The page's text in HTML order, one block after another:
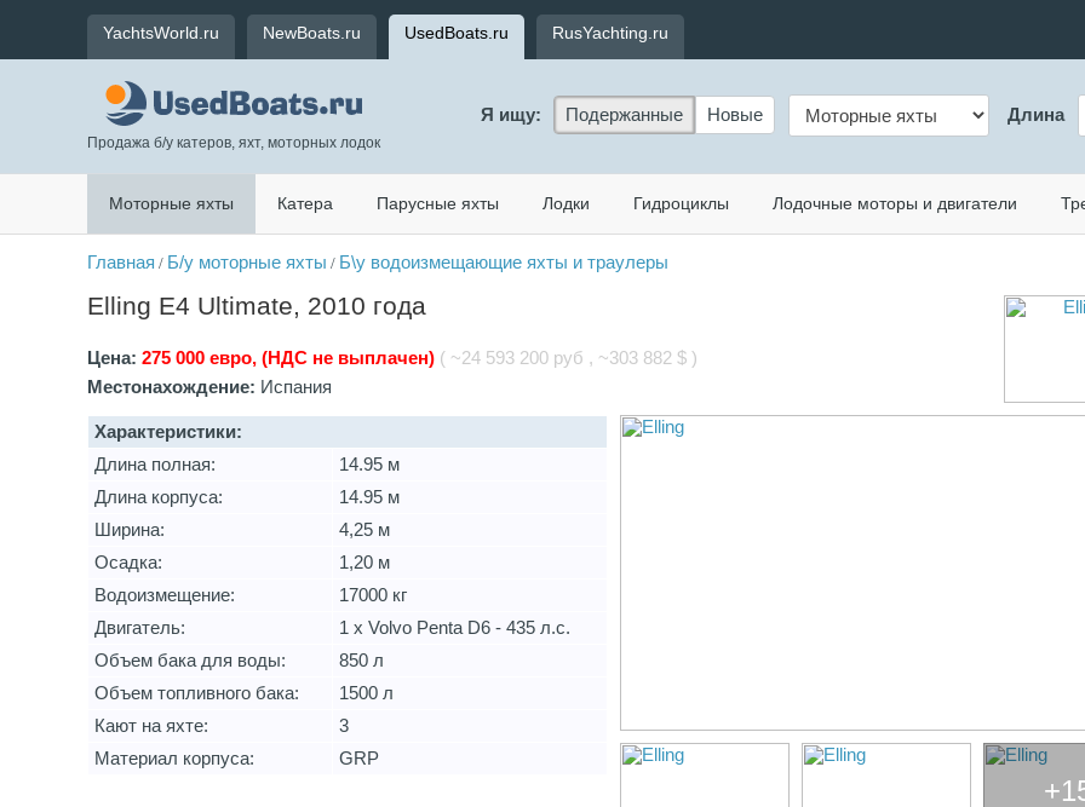
YachtsWorld.ru NewBoats.ru UsedBoats.ru RusYachting.ru
Продажа б/у катеров, яхт, моторных лодок
Я ищу: Подержанные Новые Длина
Моторные яхты Катера Парусные яхты Лодки Гидроциклы Лодочные моторы и двигатели
Главная / Б/у моторные яхты / Б\у водоизмещающие яхты и траулеры
Elling E4 Ultimate, 2010 года
Цена: 275 000 евро, (НДС не выплачен) ( ~24 593 200 руб , ~303 882 $ )
Местонахождение: Испания
Характеристики:
Длина полная:
14.95 м
Длина корпуса:
14.95 м
Ширина:
4,25 м
Осадка:
1,20 м
Водоизмещение:
17000 кг
Двигатель:
1 x Volvo Penta D6 - 435 л.с.
Объем бака для воды:
850 л
Объем топливного бака:
1500 л
Кают на яхте:
3
Материал корпуса:
GRP